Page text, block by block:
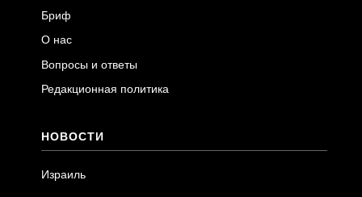
Бриф
О нас
Вопросы и ответы
Редакционная политика
НОВОСТИ
Израиль